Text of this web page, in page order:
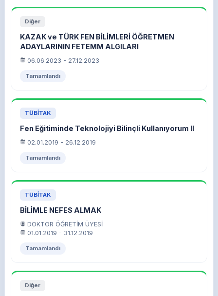
Diğer
KAZAK ve TÜRK FEN BİLİMLERİ ÖĞRETMEN
ADAYLARININ FETEMM ALGILARI
06.06.2023 - 27.12.2023
Tamamlandı
TÜBİTAK
Fen Eğitiminde Teknolojiyi Bilinçli Kullanıyorum II
02.01.2019 - 26.12.2019
Tamamlandı
TÜBİTAK
BİLİMLE NEFES ALMAK
DOKTOR ÖĞRETİM ÜYESİ
01.01.2019 - 31.12.2019
Tamamlandı
Diğer